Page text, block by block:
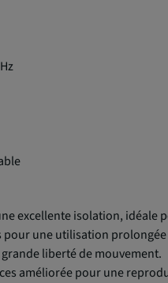
excellente isolation, idéale
pour une utilisation
liberté de mouvement.
améliorée pour une